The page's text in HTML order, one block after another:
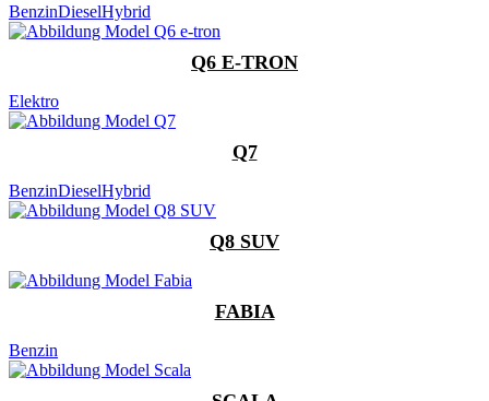
BenzinDieselHybrid
Q6 E-TRON
Elektro
Q7
BenzinDieselHybrid
Q8 SUV
FABIA
Benzin